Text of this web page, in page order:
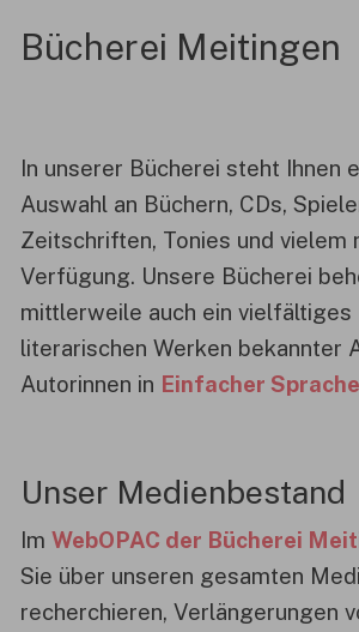
Bücherei Meitingen
In unserer Bücherei steht Ihnen
Auswahl an Büchern, CDs,
Zeitschriften, Tonies und vielem
Verfügung. Unsere Bücherei
mittlerweile auch ein vielfältiges
literarischen Werken bekannter
Autorinnen in Einfacher Sprache
Unser Medienbestand
Im WebOPAC der Bücherei
Sie über unseren gesamten
recherchieren, Verlängerungen